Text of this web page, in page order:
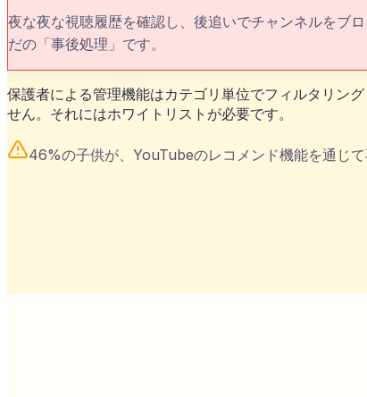
夜な夜な視聴履歴を確認し、後追いでチャンネルをブ
だの「事後処理」です。
保護者による管理機能はカテゴリ単位でフィルタリン
せん。それにはホワイトリストが必要です。
46%の子供が、YouTubeのレコメンド機能を通じて